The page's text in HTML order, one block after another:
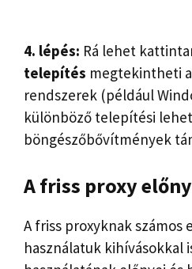
4. lépés: Rá lehet
telepítés megtekintheti
rendszerek (például
különböző telepítési
böngészőbővítmények
A friss proxy
A friss proxyknak számos
használatuk kihívásokkal